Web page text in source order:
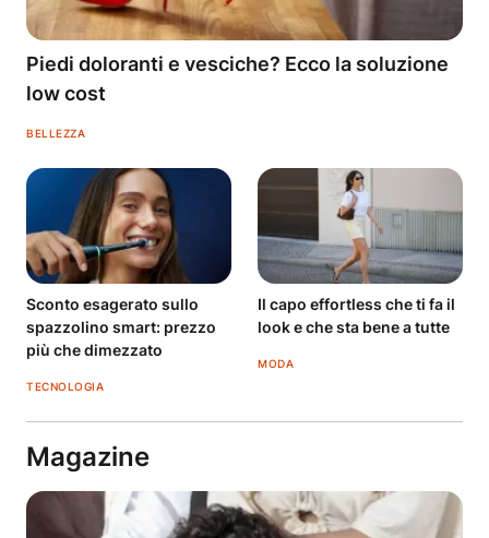
Piedi doloranti e vesciche? Ecco la soluzione
low cost
BELLEZZA
Sconto esagerato sullo
spazzolino smart: prezzo
più che dimezzato
TECNOLOGIA
Il capo effortless che ti fa il
look e che sta bene a tutte
MODA
Magazine